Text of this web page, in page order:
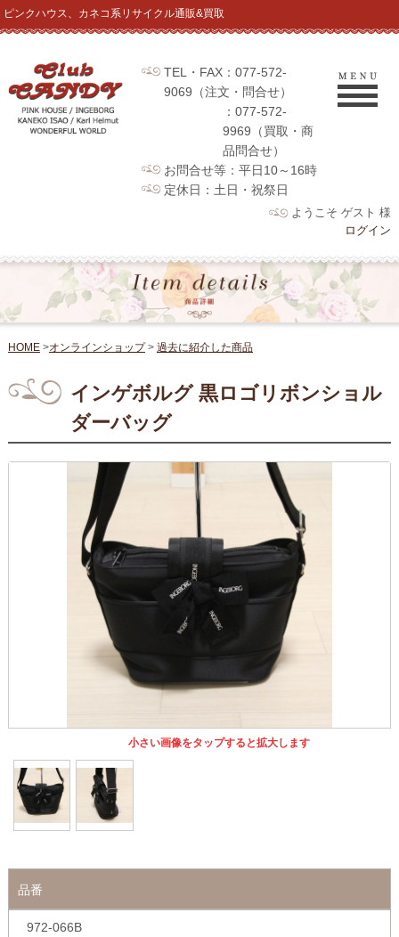
ピンクハウス、カネコ系リサイクル通販&買取
TEL・FAX：077-572-
9069（注文・問合せ）
：077-572-
9969（買取・商
品問合せ）
お問合せ等：平日10～16時
定休日：土日・祝祭日
ようこそ ゲスト 様
ログイン
HOME>オンラインショップ> 過去に紹介した商品
インゲボルグ 黒ロゴリボンショル
ダーバッグ
小さい画像をタップすると拡大します
品番
972-066B